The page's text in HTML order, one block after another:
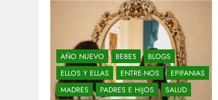
AÑO NUEVO BEBES
BLOGS
ELLOS Y ELLAS
ENTRE-NOS
EPIFANIAS
MADRES
PADRES E HIJOS
SALUD